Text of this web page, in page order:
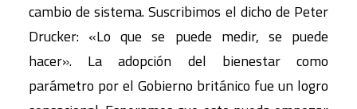
cambio de sistema. Suscribimos el dicho de Peter
Drucker: «Lo que se puede medir, se puede
hacer». La adopción del bienestar como
parámetro por el Gobierno británico fue un logro